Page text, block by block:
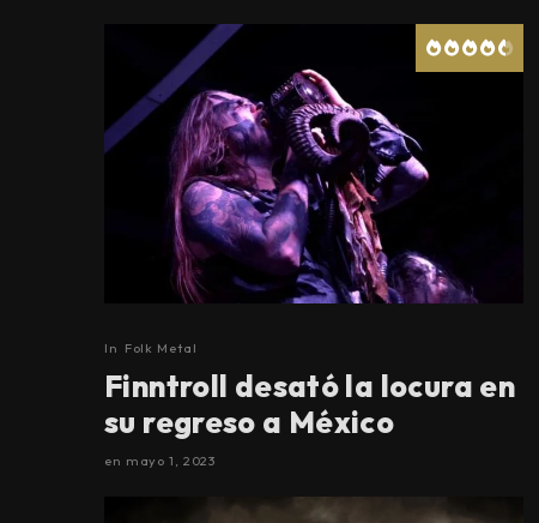
In Folk Metal
Finntroll desató la locura en
su regreso a México
en mayo 1, 2023